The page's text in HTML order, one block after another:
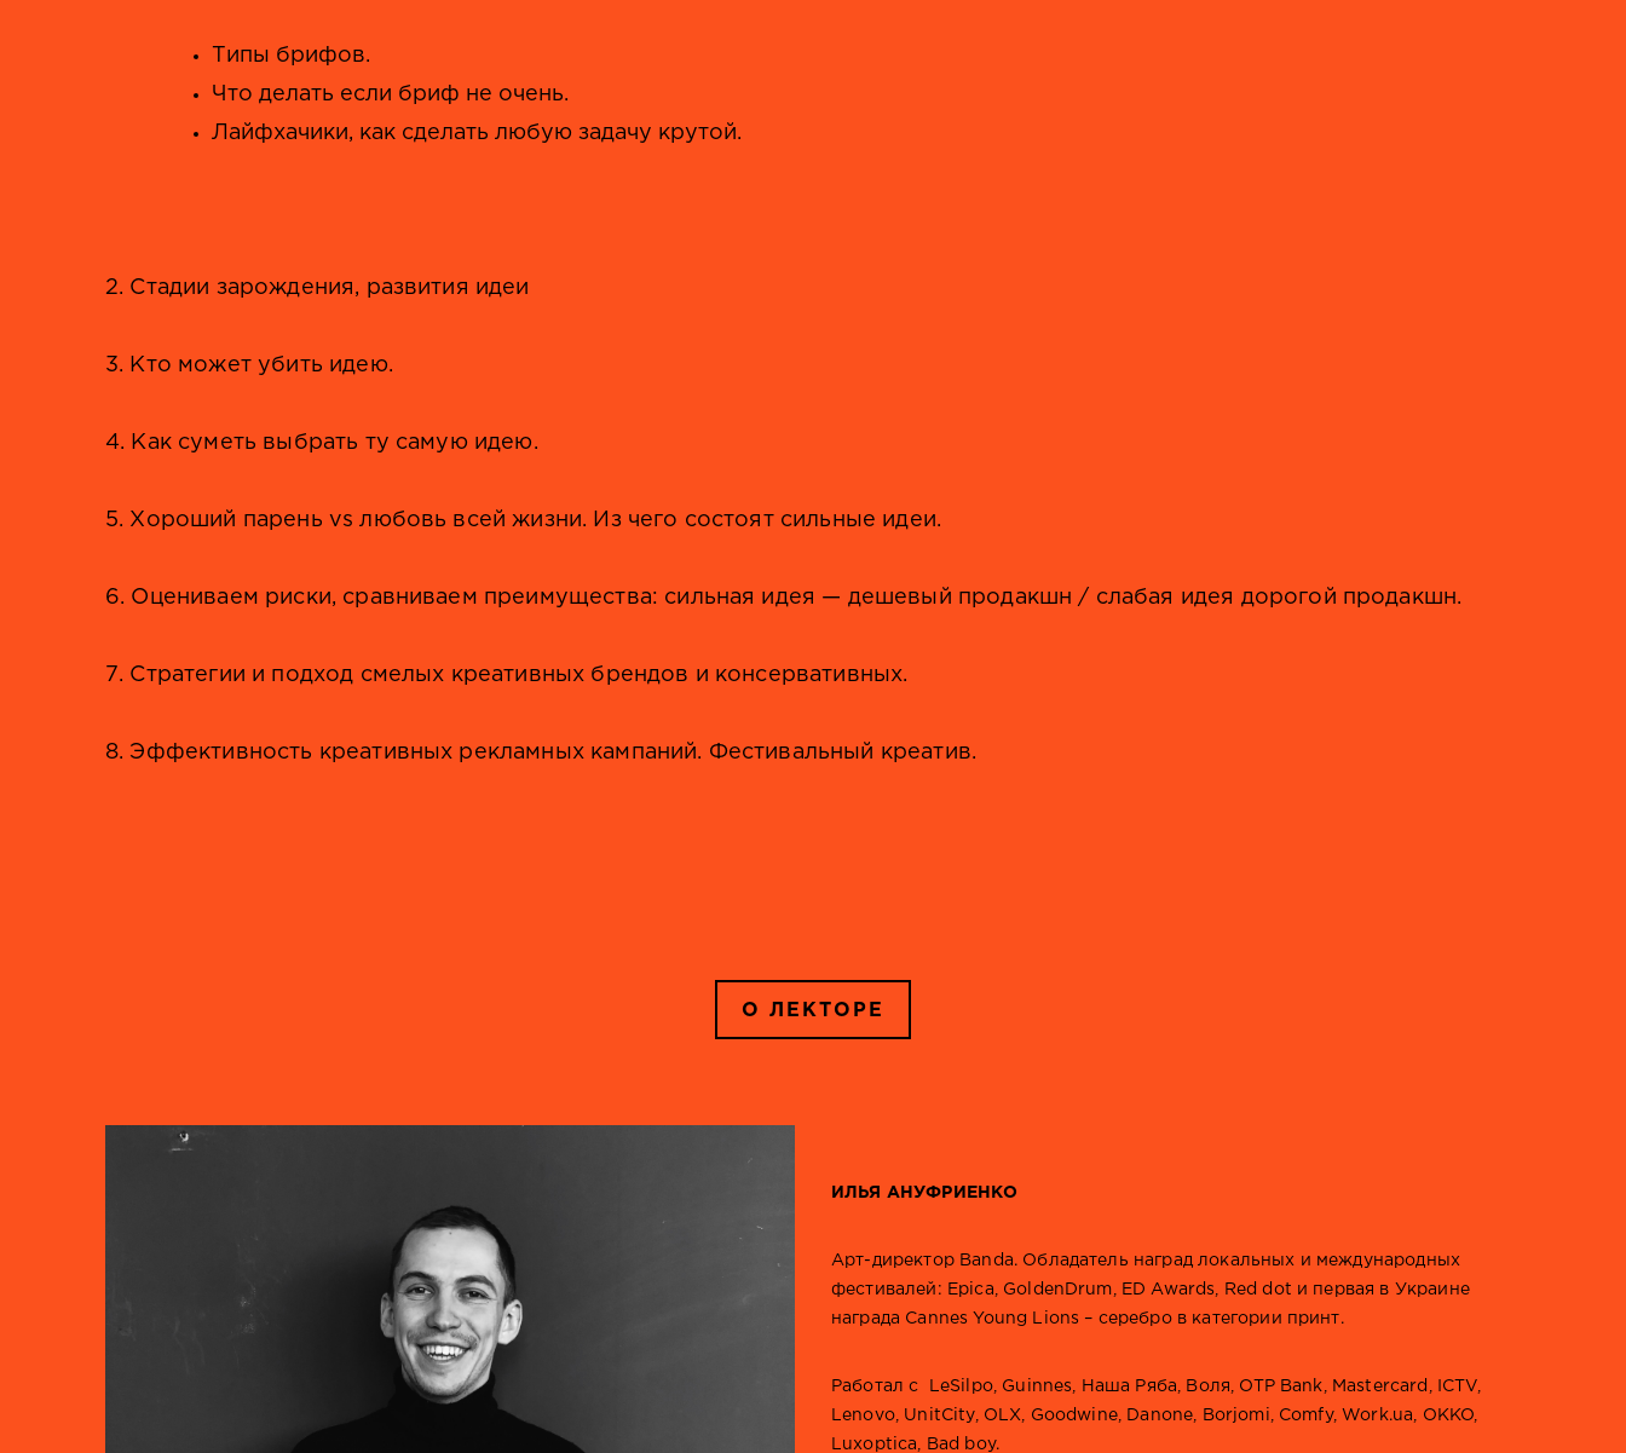
Типы брифов.
Что делать если бриф не очень.
Лайфхачики, как сделать любую задачу крутой.
2. Стадии зарождения, развития идеи
3. Кто может убить идею.
4. Как суметь выбрать ту самую идею.
5. Хороший парень vs любовь всей жизни. Из чего состоят сильные идеи.
6. Оцениваем риски, сравниваем преимущества: сильная идея — дешевый продакшн / слабая идея дорогой продакшн.
7. Стратегии и подход смелых креативных брендов и консервативных.
8. Эффективность креативных рекламных кампаний. Фестивальный креатив.
О ЛЕКТОРЕ
ИЛЬЯ АНУФРИЕНКО
Арт-директор Banda. Обладатель наград локальных и международных
фестивалей: Epica, GoldenDrum, ED Awards, Red dot и первая в Украине
награда Cannes Young Lions – серебро в категории принт.
Работал с LeSilpo, Guinnes, Наша Ряба, Воля, OTP Bank, Mastercard, ICTV,
Lenovo, UnitCity, OLX, Goodwine, Danone, Borjomi, Comfy, Work.ua, OKKO,
Luxoptica, Bad boy.